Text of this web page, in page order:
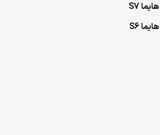
هایما S7
هایما S6